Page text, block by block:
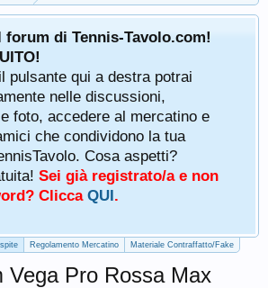
forum di Tennis-Tavolo.com!
pulsante qui a destra potrai
nelle discussioni,
foto, accedere al mercatino e
che condividono la tua
Cosa aspetti?
Sei già registrato/a e non
Clicca QUI.
Regolamento Mercatino Materiale Contraffatto/Fake
Vega Pro Rossa Max